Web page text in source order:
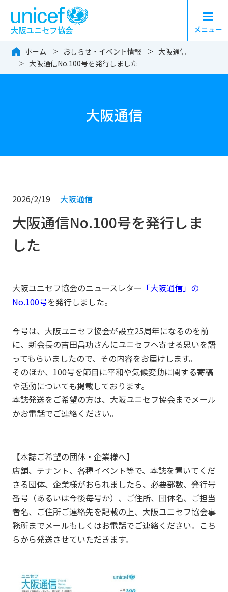
大阪ユニセフ協会（日
メニュー
ホーム おしらせ・イベント情報
大阪通信
大阪通信No.100号を発行しました
大阪通信
2026/2/19 大阪通信
大阪通信No.100号を発行しま
した
大阪ユニセフ協会のニュースレター 「大阪通信」の
No.100号を発行しました。
今号は、大阪ユニセフ協会が設立25周年になるのを前
に、新会長の吉田昌功さんにユニセフへ寄せる思いを語
ってもらいましたので、その内容をお届けします。
そのほか、100号を節目に平和や気候変動に関する寄稿
や活動についても掲載しております。
本誌発送をご希望の方は、大阪ユニセフ協会までメール
かお電話でご連絡ください。
【本誌ご希望の団体・企業様へ】
店舗、テナント、各種イベント等で、本誌を置いてくだ
さる団体、 企業様がおられましたら、必要部数、発行号
番号（あるいは今後毎号か）、ご住所、団体名、ご担当
者名、 ご住所ご連絡先を記載の上、 大阪ユニセフ協会事
務所までメールもしくはお電話でご連絡ください。こち
らから発送させていただきます。